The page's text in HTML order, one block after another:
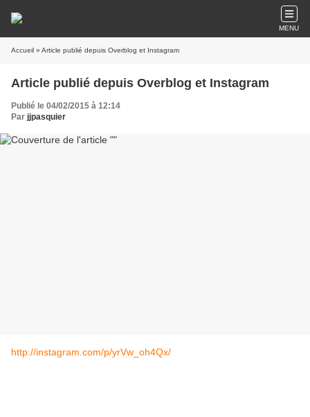
MENU
Accueil » Article publié depuis Overblog et Instagram
Article publié depuis Overblog et Instagram
Publié le 04/02/2015 à 12:14
Par jjpasquier
http://instagram.com/p/yrVw_oh4Qx/